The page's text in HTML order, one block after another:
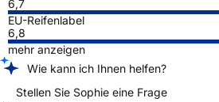
6,7
EU-Reifenlabel
6,8
mehr anzeigen
Wie kann ich Ihnen helfen?
Stellen Sie Sophie eine Frage